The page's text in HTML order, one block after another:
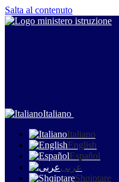
Salta al contenuto
Italiano
Italiano
English
Español
عربى
Shqiptare